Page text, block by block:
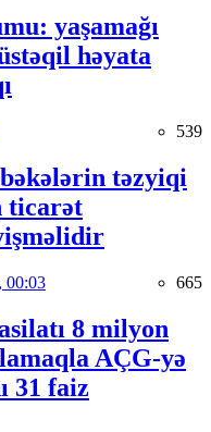
yaşamağı
həyata
539
təzyiqi
ticarət
00:03 665
8 milyon
AÇG-yə
31 faiz